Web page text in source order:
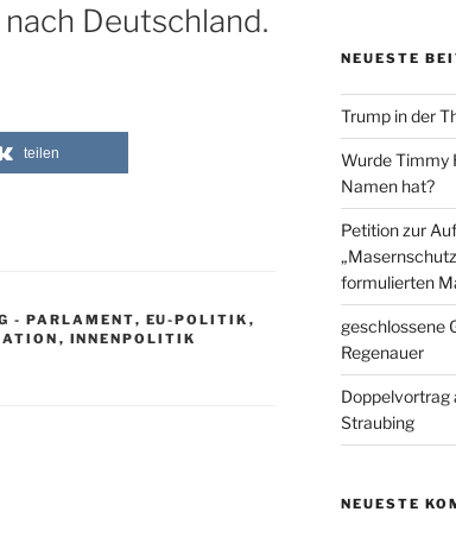
Deutschland.
teilen
- PARLAMENT, EU-POLITIK ,
, INNENPOLITIK
NEUESTE
Trump in der
Wurde Timmy
Namen hat?
Petition zur
formulierten
geschlossene
Regenauer
Doppelvortrag
Straubing
NEUESTE